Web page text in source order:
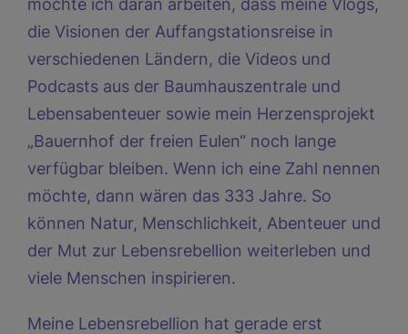
die Visionen der Auffangstationsreise in
verschiedenen Ländern, die Videos und
Podcasts aus der Baumhauszentrale und
Lebensabenteuer sowie mein Herzensprojekt
„Bauernhof der freien Eulen“ noch lange
verfügbar bleiben. Wenn ich eine Zahl nennen
möchte, dann wären das 333 Jahre. So
können Natur, Menschlichkeit, Abenteuer und
der Mut zur Lebensrebellion weiterleben und
viele Menschen inspirieren.
Meine Lebensrebellion hat gerade erst